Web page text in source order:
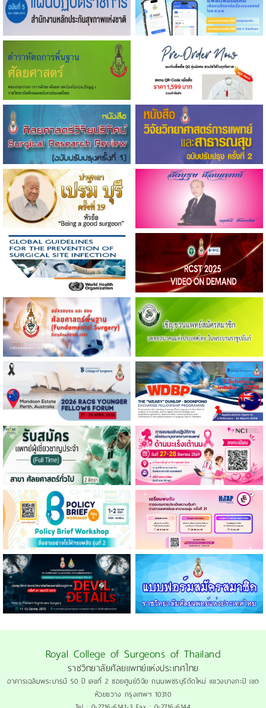
Royal College of Surgeons of Thailand
ราชวิทยาลัยศัลยแพทย์แห่งประเทศไทย
อาคารเฉลิมพระบารมี 50 ปี เลขที่ 2 ซอยศูนย์วิจัย ถนนเพชรบุรีตัดใหม่ แขวงบางกะปิ เขต
ห้วยขวาง กรุงเทพฯ 10310